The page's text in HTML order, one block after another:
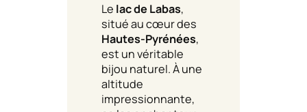
Le lac de Labas,
situé au cœur des
Hautes-Pyrénées,
est un véritable
bijou naturel. À une
altitude
impressionnante,